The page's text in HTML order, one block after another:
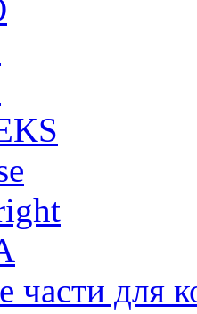
части для